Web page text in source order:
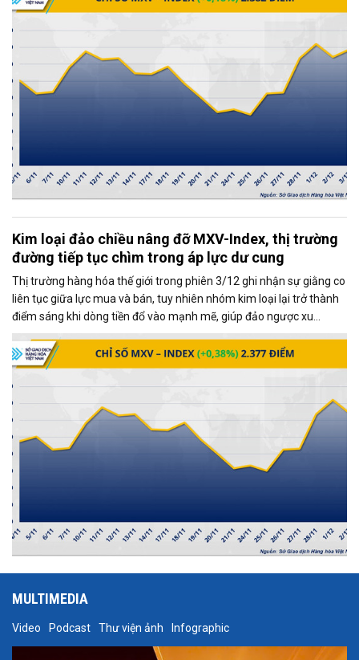
Kim loại đảo chiều nâng đỡ MXV-Index, thị trường
đường tiếp tục chìm trong áp lực dư cung
Thị trường hàng hóa thế giới trong phiên 3/12 ghi nhận sự giằng co
liên tục giữa lực mua và bán, tuy nhiên nhóm kim loại lại trở thành
điểm sáng khi dòng tiền đổ vào mạnh mẽ, giúp đảo ngược xu
hướng và kéo MXV-Index tăng gần 0,4%, đạt 2.377 điểm tại thời
điểm đóng cửa.
MULTIMEDIA
Video Podcast Thư viện ảnh Infographic